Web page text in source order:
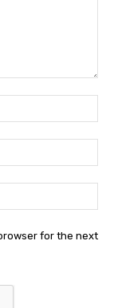
for the next